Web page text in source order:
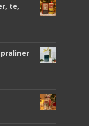
te,